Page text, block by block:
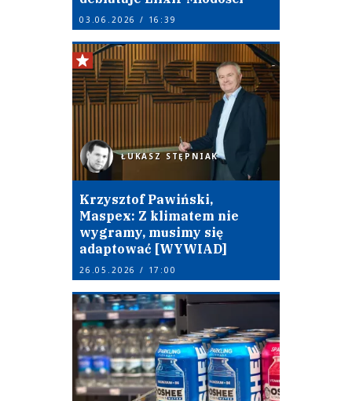
03.06.2026 / 16:39
ŁUKASZ STĘPNIAK
Krzysztof Pawiński,
Maspex: Z klimatem nie
wygramy, musimy się
adaptować [WYWIAD]
26.05.2026 / 17:00